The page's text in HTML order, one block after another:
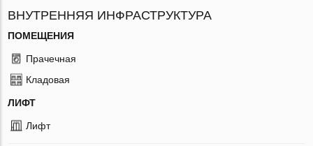
ВНУТРЕННЯЯ ИНФРАСТРУКТУРА
ПОМЕЩЕНИЯ
Прачечная
Кладовая
ЛИФТ
Лифт